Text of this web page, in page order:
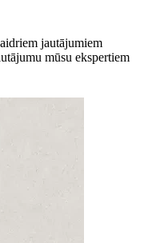
jautājumiem
mūsu ekspertiem